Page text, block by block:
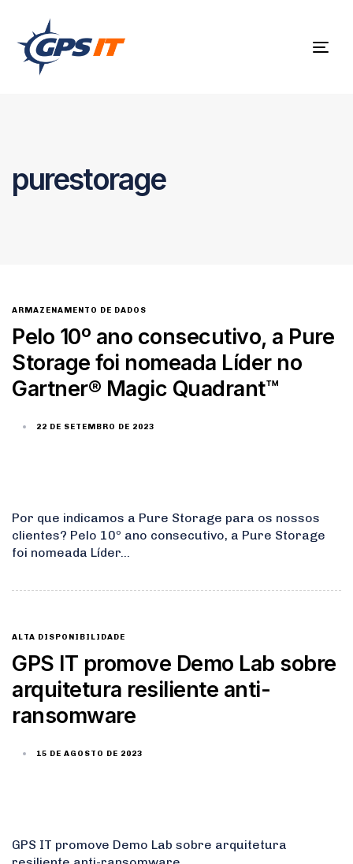
purestorage
ARMAZENAMENTO DE DADOS
Pelo 10º ano consecutivo, a Pure
Storage foi nomeada Líder no
Gartner® Magic Quadrant™
22 DE SETEMBRO DE 2023
Por que indicamos a Pure Storage para os nossos
clientes? Pelo 10º ano consecutivo, a Pure Storage
foi nomeada Líder…
ALTA DISPONIBILIDADE
GPS IT promove Demo Lab sobre
arquitetura resiliente anti-
ransomware
15 DE AGOSTO DE 2023
GPS IT promove Demo Lab sobre arquitetura